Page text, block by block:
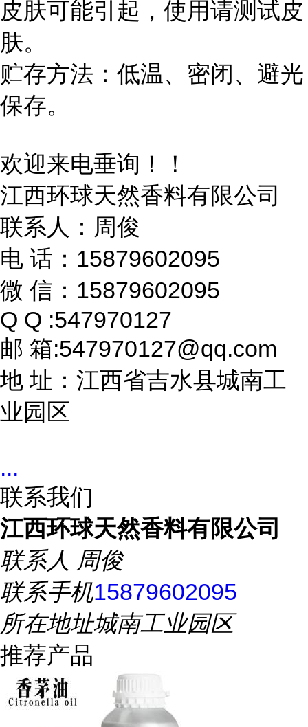
皮肤可能引起，使用请测试皮
肤。
贮存方法：低温、密闭、避光
保存。
欢迎来电垂询！！
江西环球天然香料有限公司
联系人：周俊
电 话：15879602095
微 信：15879602095
Q Q :547970127
邮 箱:547970127@qq.com
地 址：江西省吉水县城南工
业园区
...
联系我们
江西环球天然香料有限公司
联系人 周俊
联系手机15879602095
所在地址城南工业园区
推荐产品